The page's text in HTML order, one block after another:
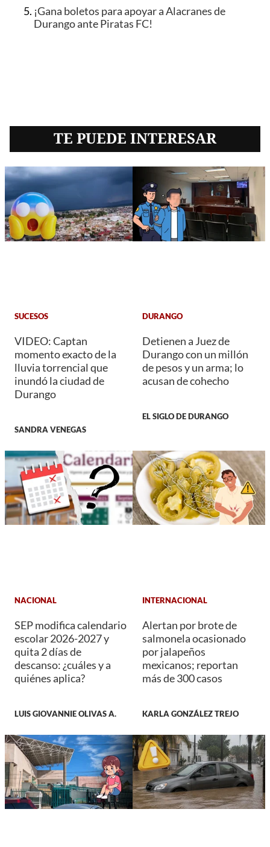
¡Gana boletos para apoyar a Alacranes de
Durango ante Piratas FC!
TE PUEDE INTERESAR
SUCESOS
VIDEO: Captan
momento exacto de la
lluvia torrencial que
inundó la ciudad de
Durango
SANDRA VENEGAS
DURANGO
Detienen a Juez de
Durango con un millón
de pesos y un arma; lo
acusan de cohecho
EL SIGLO DE DURANGO
NACIONAL
SEP modifica calendario
escolar 2026-2027 y
quita 2 días de
descanso: ¿cuáles y a
quiénes aplica?
LUIS GIOVANNIE OLIVAS A.
INTERNACIONAL
Alertan por brote de
salmonela ocasionado
por jalapeños
mexicanos; reportan
más de 300 casos
KARLA GONZÁLEZ TREJO